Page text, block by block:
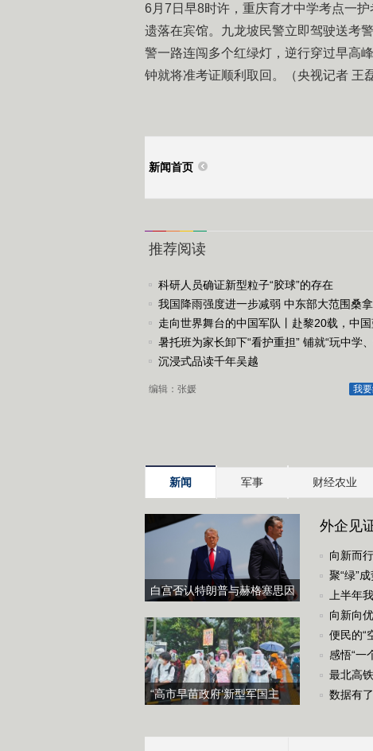
​6月7日早8时许，重庆育才中学考点一
遗落在宾馆。九龙坡民警立即驾驶送考
警一路连闯多个红绿灯，逆行穿过早高
钟就将准考证顺利取回。（央视记者 王磊
新闻首页
推荐阅读
科研人员确证新型粒子“胶球”的存在
我国降雨强度进一步减弱 中东部大范围桑
续局地可超38℃
走向世界舞台的中国军队丨赴黎20载，中
以实干守卫和平
暑托班为家长卸下“看护重担” 铺就“玩中学
中乐”暑期成长..
沉浸式品读千年吴越
我
编辑：张媛
新闻 军事 财经农业
白宫否认特朗普与赫格塞思因
“高市早苗政府‘新型军国主
点）
外企见
向新而
聚“绿”
上半年
向新向
便民的“
感悟“一
最北高
数据有